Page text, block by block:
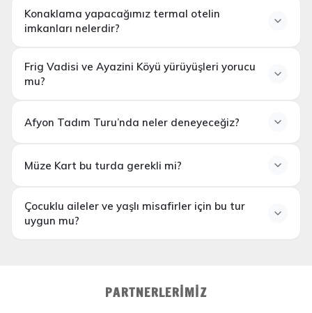
Konaklama yapacağımız termal otelin
imkanları nelerdir?
Frig Vadisi ve Ayazini Köyü yürüyüşleri yorucu
mu?
Afyon Tadım Turu’nda neler deneyeceğiz?
Müze Kart bu turda gerekli mi?
Travertenleri
Ayazini
Çocuklu aileler ve yaşlı misafirler için bu tur
uygun mu?
PARTNERLERIMIZ